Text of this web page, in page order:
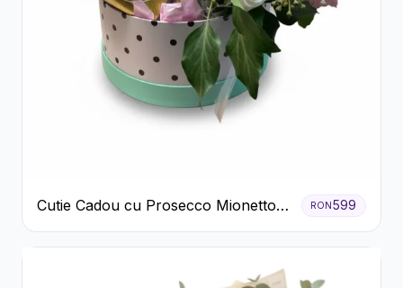
Cutie Cadou cu Prosecco Mionetto
Ferrero Rocher și Flori Pastelate
RON599